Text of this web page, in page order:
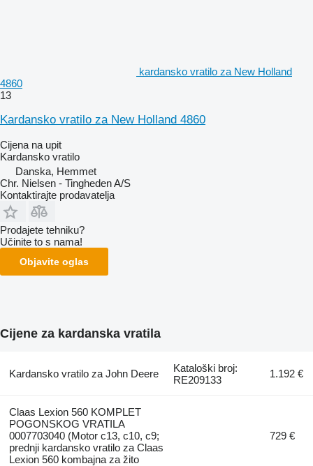
kardansko vratilo za New Holland
4860
13
Kardansko vratilo za New Holland 4860
Cijena na upit
Kardansko vratilo
Danska, Hemmet
Chr. Nielsen - Tingheden A/S
Kontaktirajte prodavatelja
Prodajete tehniku?
Učinite to s nama!
Objavite oglas
Cijene za kardanska vratila
Kardansko vratilo za John Deere
Kataloški broj:
RE209133
1.192 €
Claas Lexion 560 KOMPLET
POGONSKOG VRATILA
0007703040 (Motor c13, c10, c9;
prednji kardansko vratilo za Claas
Lexion 560 kombajna za žito
729 €